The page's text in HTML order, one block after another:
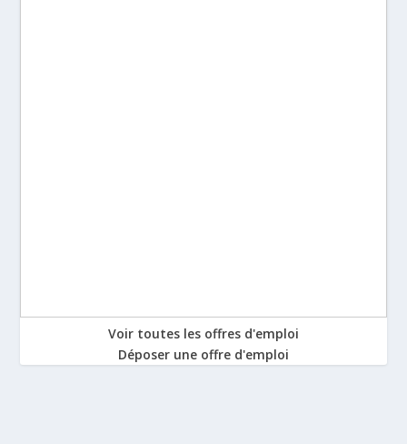
Voir toutes les offres d'emploi
Déposer une offre d'emploi